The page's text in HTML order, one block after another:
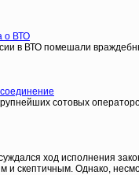
о ВТО
в ВТО помешали
сотовых
ход исполнения
и скептичным. Однако,